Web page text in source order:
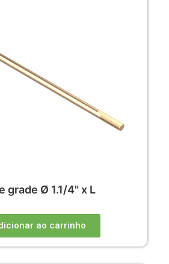
grade Ø 1.1/4" x L
ao carrinho